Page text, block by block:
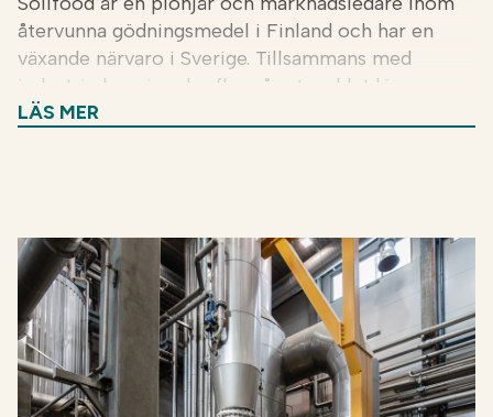
återvunna gödningsmedel i Finland och har en
växande närvaro i Sverige. Tillsammans med
industrin har vi under flera år utvecklat lönsamma
och skalbara lösningar för nyttjande av
klimatpåverkan samtidigt som
försörjningstryggheten stärks.
Vi tar fullt ansvar för sidoströmmen från
ursprungskällan och erbjuder processkompetens,
produktutveckling och en fungerande marknad
LÄS MER